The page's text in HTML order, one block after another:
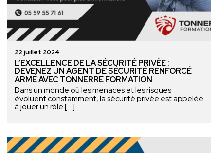
22 juillet 2024
L’EXCELLENCE DE LA SÉCURITÉ PRIVÉE :
DEVENEZ UN AGENT DE SÉCURITÉ RENFORCÉ
ARMÉ AVEC TONNERRE FORMATION
Dans un monde où les menaces et les risques
évoluent constamment, la sécurité privée est appelée
à jouer un rôle […]